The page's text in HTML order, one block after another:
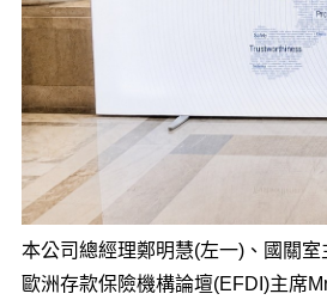
本公司總經理鄭明慧(左一)、國關
歐洲存款保險機構論壇(EFDI)主席